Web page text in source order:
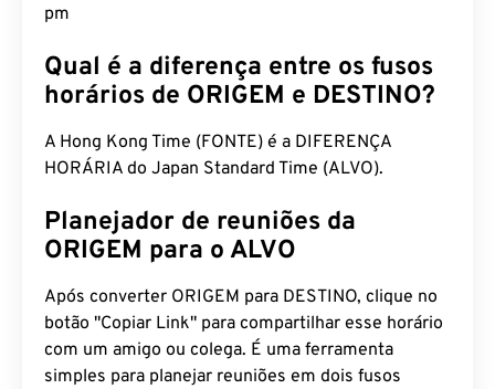
pm
Qual é a diferença entre os fusos
horários de ORIGEM e DESTINO?
A Hong Kong Time (FONTE) é a DIFERENÇA
HORÁRIA do Japan Standard Time (ALVO).
Planejador de reuniões da
ORIGEM para o ALVO
Após converter ORIGEM para DESTINO, clique no
botão "Copiar Link" para compartilhar esse horário
com um amigo ou colega. É uma ferramenta
simples para planejar reuniões em dois fusos